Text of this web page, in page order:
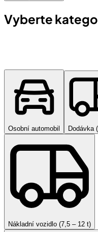
Vyberte
Osobní automobil Dodávka
Nákladní vozidlo (7,5 – 12 t)